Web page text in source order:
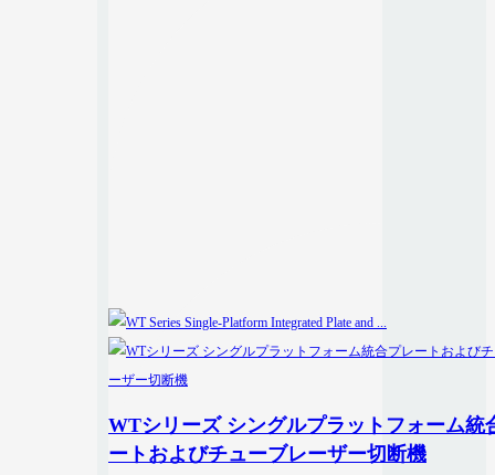
WTシリーズ シングルプラットフォーム統
ートおよびチューブレーザー切断機